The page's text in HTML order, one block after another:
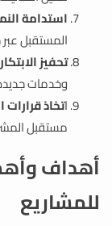
استدامة
المستقبل
تحفيز
وخدمات
اتخاذ قرارات
مستقبل
أهداف
للمشاريع